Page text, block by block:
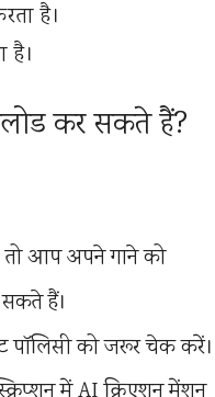
है।
है।
कर सकते हैं?
तो आप अपने गाने को
हैं।
को जरूर चेक करें।